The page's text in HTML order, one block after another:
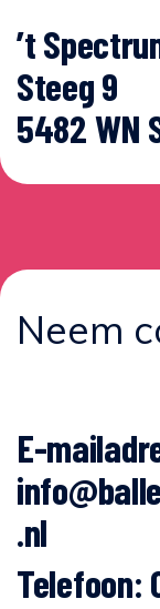
’t
Steeg 9
5482 WN
Neem
E-
.nl
Telefoon: